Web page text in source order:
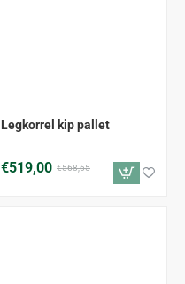
GRATIS VERZENDING
Legkorrel kip pallet
€519,00 €568,65